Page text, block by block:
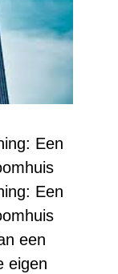
Een
Een
een
eigen